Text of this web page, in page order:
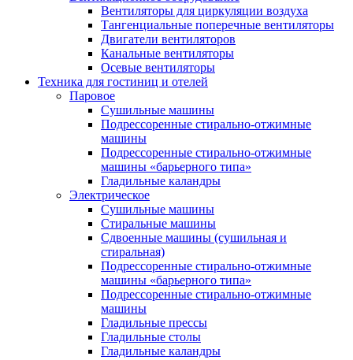
Вентиляторы для циркуляции воздуха
Тангенциальные поперечные вентиляторы
Двигатели вентиляторов
Канальные вентиляторы
Осевые вентиляторы
Техника для гостиниц и отелей
Паровое
Cушильные машины
Подрессоренные стирально-отжимные
машины
Подрессоренные стирально-отжимные
машины «барьерного типа»
Гладильные каландры
Электрическое
Сушильные машины
Стиральные машины
Сдвоенные машины (сушильная и
стиральная)
Подрессоренные стирально-отжимные
машины «барьерного типа»
Подрессоренные стирально-отжимные
машины
Гладильные прессы
Гладильные столы
Гладильные каландры